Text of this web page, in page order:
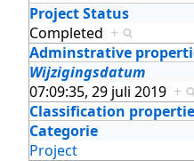
Project Status
Completed +
Adminstrative
Wijzigingsdatum
07:09:35, 29 juli 2019 +
Classification
Categorie
Project